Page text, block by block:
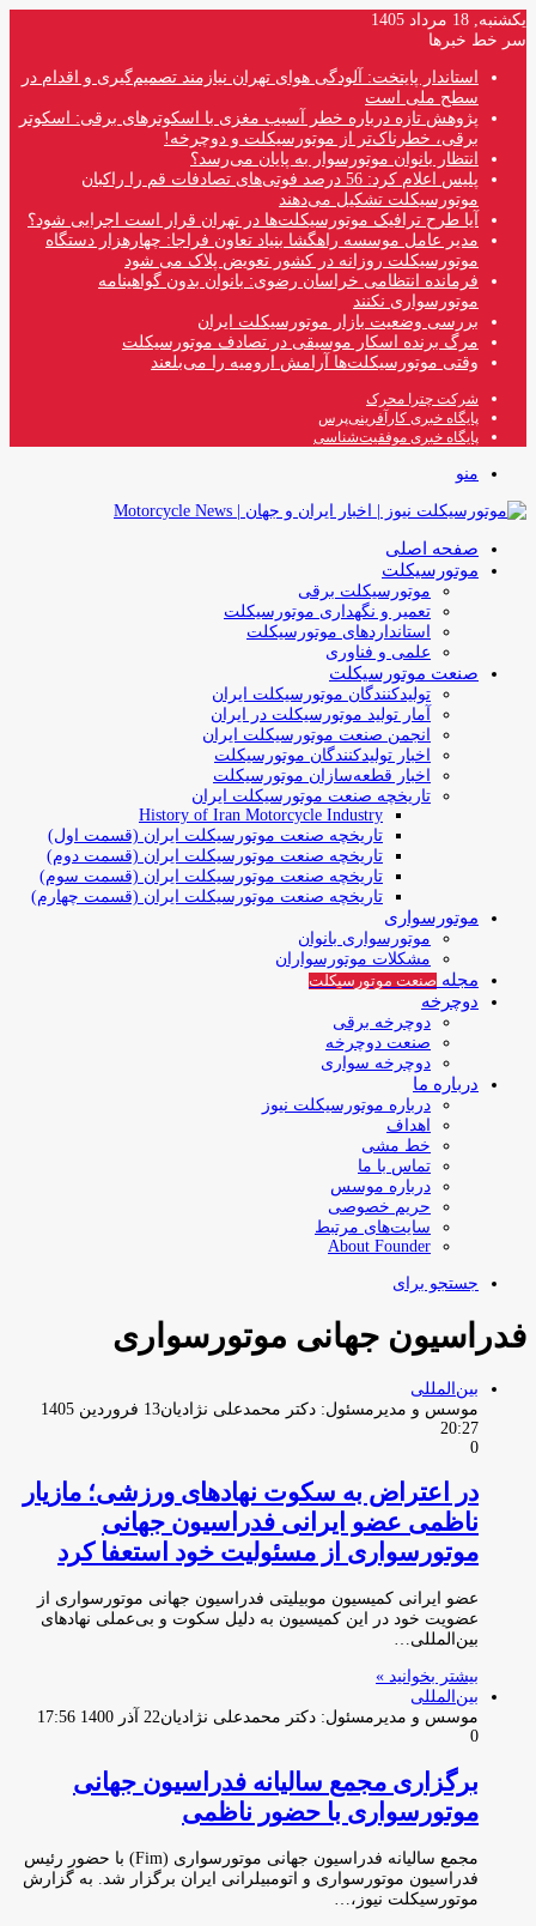
یکشنبه, 18 مرداد 1405
سر خط خبرها
استاندار پایتخت: آلودگی هوای تهران نیازمند تصمیم‌گیری و اقدام در
سطح ملی است
پژوهش تازه درباره خطر آسیب مغزی با اسکوترهای برقی: اسکوتر
برقی، خطرناک‌تر از موتورسیکلت و دوچرخه!
انتظار بانوان موتورسوار به پایان می‌رسد؟
پلیس اعلام کرد: 56 درصد فوتی‌های تصادفات قم را راکبان
موتورسیکلت تشکیل می‌دهند
آیا طرح ترافیک موتورسیکلت‌ها در تهران قرار است اجرایی شود؟
مدیر عامل موسسه راهگشا بنیاد تعاون فراجا: چهارهزار دستگاه
موتورسیکلت روزانه در کشور تعویض پلاک می شود
فرمانده انتظامی خراسان رضوی: بانوان بدون گواهینامه
موتورسواری نکنند
بررسی وضعیت بازار موتورسیکلت ایران
مرگ برنده اسکار موسیقی در تصادف موتورسیکلت
وقتی موتورسیکلت‌ها آرامش ارومیه را می‌بلعند
شرکت چترا محرک
پایگاه خبری کارآفرینی‌پرس
پایگاه خبری موفقیت‌شناسی
منو
صفحه اصلی
موتورسیکلت
موتورسیکلت برقی
تعمیر و نگهداری موتورسیکلت
استانداردهای موتورسیکلت
علمی و فناوری
صنعت موتورسیکلت
تولیدکنندگان موتورسیکلت ایران
آمار تولید موتورسیکلت در ایران
انجمن صنعت موتورسیکلت ایران
اخبار تولیدکنندگان موتورسیکلت
اخبار قطعه‌سازان موتورسیکلت
تاریخچه صنعت موتورسیکلت ایران
History of Iran Motorcycle Industry
تاریخچه صنعت موتورسیکلت ایران (قسمت اول)
تاریخچه صنعت موتورسیکلت ایران (قسمت دوم)
تاریخچه صنعت موتورسیکلت ایران (قسمت سوم)
تاریخچه صنعت موتورسیکلت ایران (قسمت چهارم)
موتورسواری
موتورسواری بانوان
مشکلات موتورسواران
مجله صنعت موتورسیکلت
دوچرخه
دوچرخه برقی
صنعت دوچرخه
دوچرخه سواری
درباره ما
درباره موتورسیکلت نیوز
اهداف
خط مشی
تماس با ما
درباره موسس
حریم خصوصی
سایت‌های مرتبط
About Founder
جستجو برای
فدراسیون جهانی موتورسواری
بین‌المللی
موسس و مدیرمسئول: دکتر محمدعلی نژادیان
13 فروردین 1405
20:27
0
در اعتراض به سکوت نهادهای ورزشی؛ مازیار
ناظمی عضو ایرانی فدراسیون جهانی
موتورسواری از مسئولیت خود استعفا کرد
عضو ایرانی کمیسیون موبیلیتی فدراسیون جهانی موتورسواری از
عضویت خود در این کمیسیون به دلیل سکوت و بی‌عملی نهادهای
بین‌المللی…
بیشتر بخوانید »
بین‌المللی
موسس و مدیرمسئول: دکتر محمدعلی نژادیان22 آذر 1400 17:56
0
برگزاری مجمع سالیانه فدراسیون جهانی
موتورسواری با حضور ناظمی
مجمع سالیانه فدراسیون جهانی موتورسواری (Fim) با حضور رئیس
فدراسیون موتورسواری و اتومبیلرانی ایران برگزار شد. به گزارش
موتورسیکلت نیوز،…